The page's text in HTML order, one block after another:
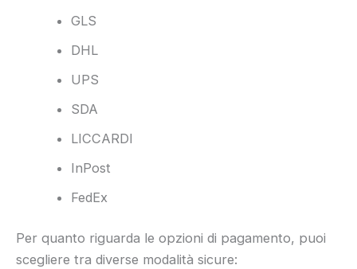
GLS
DHL
UPS
SDA
LICCARDI
InPost
FedEx
Per quanto riguarda le opzioni di pagamento, puoi
scegliere tra diverse modalità sicure: